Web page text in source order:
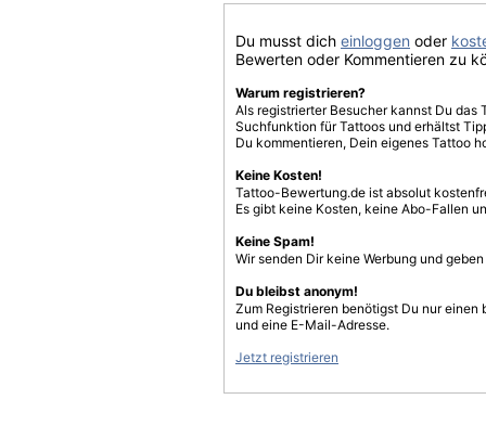
Du musst dich einloggen oder
Bewerten oder Kommentieren zu
Warum registrieren?
Als registrierter Besucher kannst Du
Suchfunktion für Tattoos und erhältst
Du kommentieren, Dein eigenes Tattoo
Keine Kosten!
Tattoo-Bewertung.de ist absolut
Es gibt keine Kosten, keine Abo-Fallen
Keine Spam!
Wir senden Dir keine Werbung und
Du bleibst anonym!
Zum Registrieren benötigst Du nur einen
und eine E-Mail-Adresse.
Jetzt registrieren